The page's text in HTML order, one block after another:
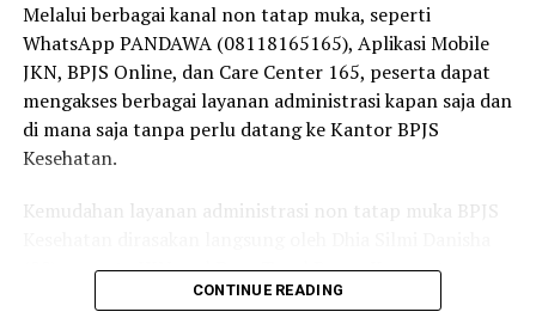
tanpa terkendala biaya,” ujar Linda.
Selain sebagai tenaga kesehatan, Linda juga merasakan
langsung manfaat Program JKN dalam kehidupan
keluarganya.
ringan, seperti batuk dan pilek.
Melalui berbagai kanal non tatap muka, seperti
WhatsApp PANDAWA (08118165165), Aplikasi Mobile
JKN, BPJS Online, dan Care Center 165, peserta dapat
mengakses berbagai layanan administrasi kapan saja dan
di mana saja tanpa perlu datang ke Kantor BPJS
Kesehatan.
Kemudahan layanan administrasi non tatap muka BPJS
(22), peserta JKN asal Desa Tegal Besar, Kecamatan
Kaliwates, Kabupaten Jember.
CONTINUE READING